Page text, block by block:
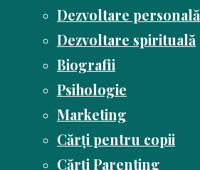
Dezvoltare personală
Dezvoltare spirituală
Biografii
Psihologie
Marketing
Cărți pentru copii
Cărți Parenting